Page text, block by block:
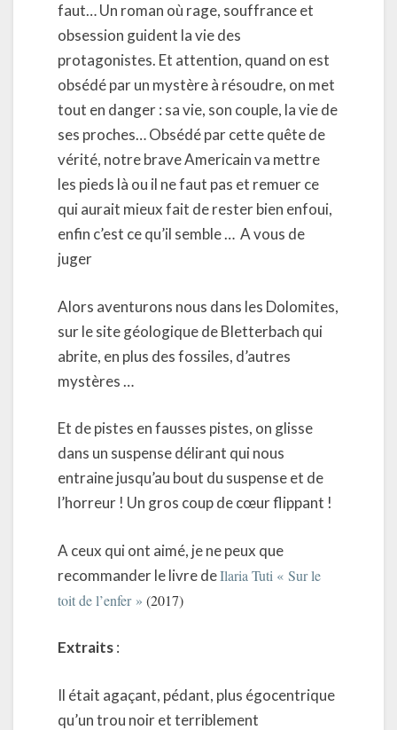
faut… Un roman où rage, souffrance et
obsession guident la vie des
protagonistes. Et attention, quand on est
obsédé par un mystère à résoudre, on met
tout en danger : sa vie, son couple, la vie de
ses proches… Obsédé par cette quête de
vérité, notre brave Americain va mettre
les pieds là ou il ne faut pas et remuer ce
qui aurait mieux fait de rester bien enfoui,
enfin c’est ce qu’il semble … A vous de
juger
Alors aventurons nous dans les Dolomites,
sur le site géologique de Bletterbach qui
abrite, en plus des fossiles, d’autres
mystères …
Et de pistes en fausses pistes, on glisse
dans un suspense délirant qui nous
entraine jusqu’au bout du suspense et de
l’horreur ! Un gros coup de cœur flippant !
A ceux qui ont aimé, je ne peux que
recommander le livre deIlaria Tuti « Sur le
toit de l’enfer » (2017)
Extraits:
Il était agaçant, pédant, plus égocentrique
qu’un trou noir et terriblement